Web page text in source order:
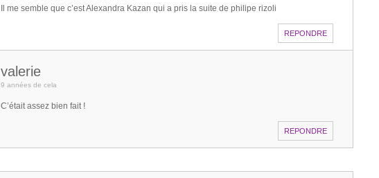
Il me semble que c’est Alexandra Kazan qui a pris la suite de philipe rizoli
REPONDRE
valerie
9 années de cela
C’était assez bien fait !
REPONDRE